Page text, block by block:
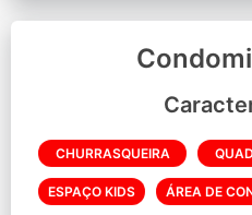
CHURRASQUEIRA
ESPAÇO KIDS ÁREA DE